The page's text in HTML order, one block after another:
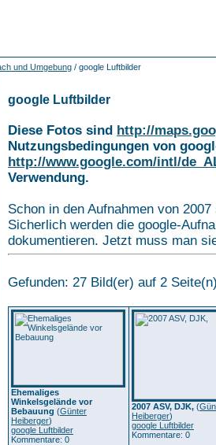
und Umgebung / google Luftbilder
google Luftbilder
Diese Fotos sind http://
Nutzungsbedingungen von
http://www.google.com/intl/
Verwendung.
Schon in den Aufnahmen von
Sicherlich werden die google-
dokumentieren. Jetzt muss man
Gefunden: 27 Bild(er) auf 2
Ehemaliges
Winkelsgelände vor
Bebauung (Günter
Heiberger)
google Luftbilder
Kommentare: 0
2007 ASV, DJK, (
Heiberger)
google Luftbilder
Kommentare: 0